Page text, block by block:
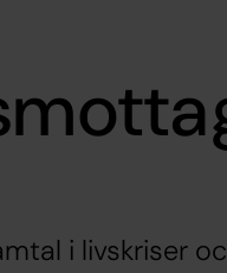
i livskriser